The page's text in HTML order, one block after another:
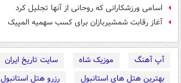
اسامی ورزشکارانی که روحانی از آنها تجلیل کرد
آغاز رقابت شمشیربازان برای کسب سهمیه المپیک
آپ آهنگ موزیک شاه
سایت تاریخ ایران
بهترین هتل های استانبول
رزرو هتل استانبول